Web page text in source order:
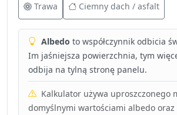
Trawa Ciemny dach / asfalt
Albedo to współczynnik odbicia
Im jaśniejsza powierzchnia, tym
odbija na tylną stronę panelu.
Kalkulator używa uproszczonego
domyślnymi wartościami albedo oraz